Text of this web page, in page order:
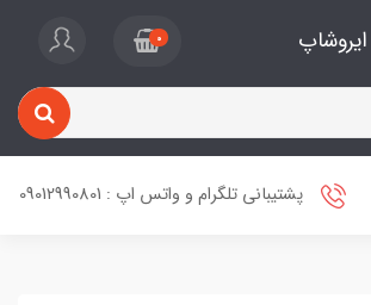
ایروشاپ 0
پشتیبانی تلگرام و واتس اپ : 09012990801